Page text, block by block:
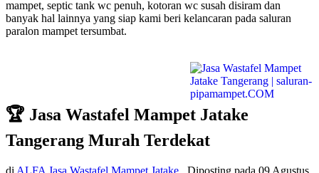
mampet, septic tank wc penuh, kotoran wc susah disiram dan
banyak hal lainnya yang siap kami beri kelancaran pada saluran
paralon mampet tersumbat.
🏆 Jasa Wastafel Mampet Jatake
Tangerang Murah Terdekat
di ALFA Jasa Wastafel Mampet Jatake Diposting pada 09 Agustus